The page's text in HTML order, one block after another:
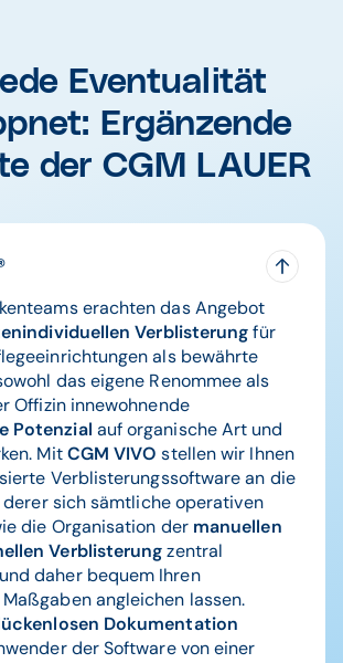
, um den Anforderungen der
Rechnung zu tragen.
sich durch einübersichtliches
UI aus, das Anwendern eine
Verwaltung ihres
Produktseite
Eventualität
Ergänzende
der CGM LAUER
erachten das Angebot
Verblisterungfür
als bewährte
das eigene Renommee als
Offizin innewohnende
Potenzial auf organische Art und
MitCGM VIVO stellen wir Ihnen
Verblisterungssoftware an die
sich sämtliche operativen
die Organisation der manuellen
Verblisterungzentral
daher bequem Ihren
angleichen lassen.
Dokumentation
der Software von einer